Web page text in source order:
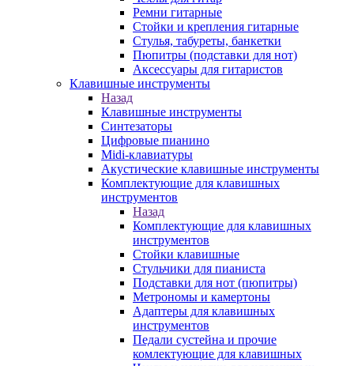
Ремни гитарные
Стойки и крепления гитарные
Стулья, табуреты, банкетки
Пюпитры (подставки для нот)
Аксессуары для гитаристов
Клавишные инструменты
Назад
Клавишные инструменты
Синтезаторы
Цифровые пианино
Midi-клавиатуры
Акустические клавишные инструменты
Комплектующие для клавишных
инструментов
Назад
Комплектующие для клавишных
инструментов
Стойки клавишные
Стульчики для пианиста
Подставки для нот (пюпитры)
Метрономы и камертоны
Адаптеры для клавишных
инструментов
Педали сустейна и прочие
комлектующие для клавишных